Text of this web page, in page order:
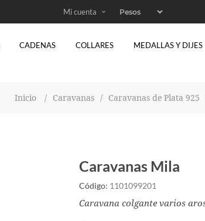
Mi cuenta
CADENAS COLLARES MEDALLAS Y DIJES
Inicio / Caravanas / Caravanas de Plata 925
Caravanas Mila
Código: 1101099201
Caravana colgante varios